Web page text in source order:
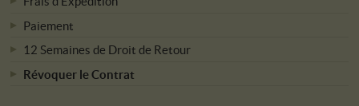
Paiement
12 Semaines de Droit de Retour
Révoquer le Contrat